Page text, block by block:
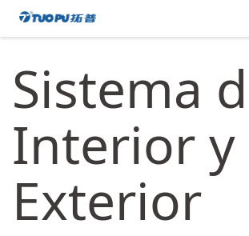
Saltar
拓
·
科
技
平
台
型
企
业
Sistema
Interior y
Exterior